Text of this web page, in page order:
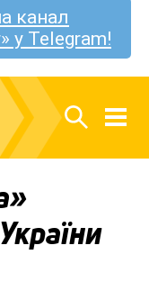
канал
у Telegram!